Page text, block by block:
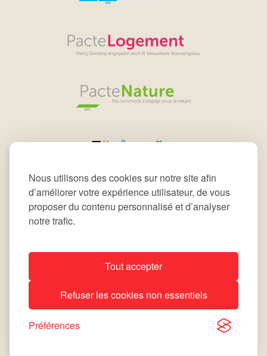
Nous utilisons des cookies sur notre site afin
d’améliorer votre expérience utilisateur, de vous
proposer du contenu personnalisé et d’analyser
notre trafic.
Tout accepter
Refuser les cookies non essentiels
Préférences
All rights reserved © 2026 Commune de Leudelange